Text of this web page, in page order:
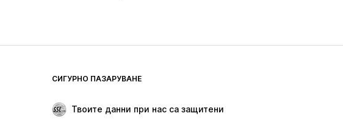
СИГУРНО ПАЗАРУВАНЕ
Твоите данни при нас са защитени